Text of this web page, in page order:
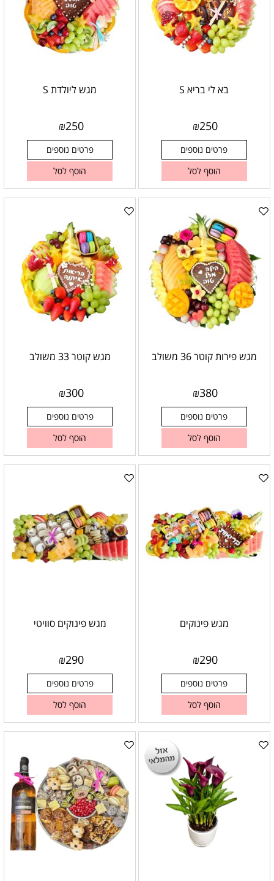
בא לי בריא S
₪250
פרטים נוספים
הוסף לסל
מגש ליולדת S
₪250
פרטים נוספים
הוסף לסל
מגש פירות קוטר 36 משולב
₪380
פרטים נוספים
הוסף לסל
מגש קוטר 33 משולב
₪300
פרטים נוספים
הוסף לסל
מגש פינוקים
₪290
פרטים נוספים
הוסף לסל
מגש פינוקים סוויטי
₪290
פרטים נוספים
הוסף לסל